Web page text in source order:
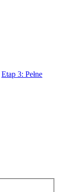
Etap 3: Pełne